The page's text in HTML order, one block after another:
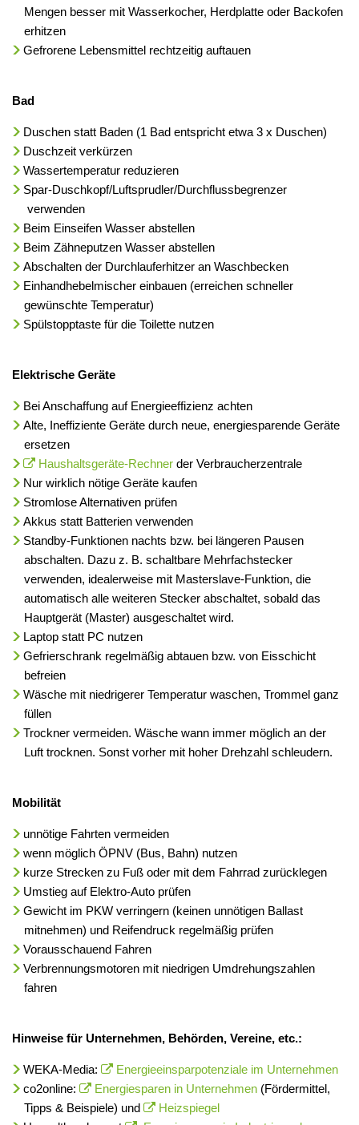
Mengen besser mit Wasserkocher, Herdplatte oder Backofen
erhitzen
Gefrorene Lebensmittel rechtzeitig auftauen
Bad
Duschen statt Baden (1 Bad entspricht etwa 3 x Duschen)
Duschzeit verkürzen
Wassertemperatur reduzieren
Spar-Duschkopf/Luftsprudler/Durchflussbegrenzer
verwenden
Beim Einseifen Wasser abstellen
Beim Zähneputzen Wasser abstellen
Abschalten der Durchlauferhitzer an Waschbecken
Einhandhebelmischer einbauen (erreichen schneller
gewünschte Temperatur)
Spülstopptaste für die Toilette nutzen
Elektrische Geräte
Bei Anschaffung auf Energieeffizienz achten
Alte, Ineffiziente Geräte durch neue, energiesparende Geräte
ersetzen
Haushaltsgeräte-Rechnerder Verbraucherzentrale
Nur wirklich nötige Geräte kaufen
Stromlose Alternativen prüfen
Akkus statt Batterien verwenden
Standby-Funktionen nachts bzw. bei längeren Pausen
abschalten. Dazu z. B. schaltbare Mehrfachstecker
verwenden, idealerweise mit Masterslave-Funktion, die
automatisch alle weiteren Stecker abschaltet, sobald das
Hauptgerät (Master) ausgeschaltet wird.
Laptop statt PC nutzen
Gefrierschrank regelmäßig abtauen bzw. von Eisschicht
befreien
Wäsche mit niedrigerer Temperatur waschen, Trommel ganz
füllen
Trockner vermeiden. Wäsche wann immer möglich an der
Luft trocknen. Sonst vorher mit hoher Drehzahl schleudern.
Mobilität
unnötige Fahrten vermeiden
wenn möglich ÖPNV (Bus, Bahn) nutzen
kurze Strecken zu Fuß oder mit dem Fahrrad zurücklegen
Umstieg auf Elektro-Auto prüfen
Gewicht im PKW verringern (keinen unnötigen Ballast
mitnehmen) und Reifendruck regelmäßig prüfen
Vorausschauend Fahren
Verbrennungsmotoren mit niedrigen Umdrehungszahlen
fahren
Hinweise für Unternehmen, Behörden, Vereine, etc.:
WEKA-Media:
Energieeinsparpotenziale im Unternehmen
co2online:
Energiesparen in Unternehmen(Fördermittel,
Tipps & Beispiele) und
Heizspiegel